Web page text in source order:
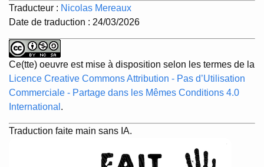
Traducteur : Nicolas Mereaux
Date de traduction : 24/03/2026
Ce(tte) oeuvre est mise à disposition selon les termes de la
Licence Creative Commons Attribution - Pas d’Utilisation
Commerciale - Partage dans les Mêmes Conditions 4.0
International .
Traduction faite main sans IA.